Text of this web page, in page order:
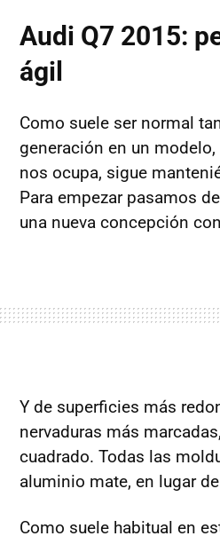
Audi Q7 2015:
ágil
Como suele ser normal
generación en un
nos ocupa, sigue
Para empezar pasamos
una nueva concepción
Y de superficies más
nervaduras más marcadas,
cuadrado. Todas las
aluminio mate, en lugar
Como suele habitual en